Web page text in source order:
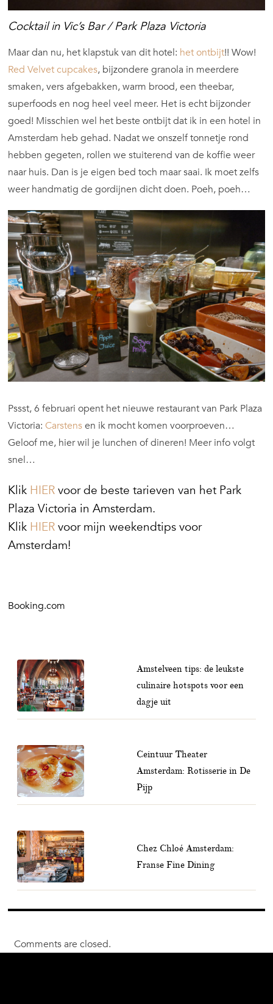
Cocktail in Vic’s Bar / Park Plaza Victoria
Maar dan nu, het klapstuk van dit hotel: het ontbijt!! Wow!
Red Velvet cupcakes, bijzondere granola in meerdere
smaken, vers afgebakken, warm brood, een theebar,
superfoods en nog heel veel meer. Het is echt bijzonder
goed! Misschien wel het beste ontbijt dat ik in een hotel in
Amsterdam heb gehad. Nadat we onszelf tonnetje rond
hebben gegeten, rollen we stuiterend van de koffie weer
naar huis. Dan is je eigen bed toch maar saai. Ik moet zelfs
weer handmatig de gordijnen dicht doen. Poeh, poeh…
Pssst, 6 februari opent het nieuwe restaurant van Park Plaza
Victoria:Carstensen ik mocht komen voorproeven…
Geloof me, hier wil je lunchen of dineren! Meer info volgt
snel…
Klik HIERvoor de beste tarieven van het Park
Plaza Victoria in Amsterdam.
Klik HIERvoor mijn weekendtips voor
Amsterdam!
Booking.com
Amstelveen tips: de leukste
culinaire hotspots voor een
dagje uit
Ceintuur Theater
Amsterdam: Rotisserie in De
Pijp
Chez Chloé Amsterdam:
Franse Fine Dining
Comments are closed.